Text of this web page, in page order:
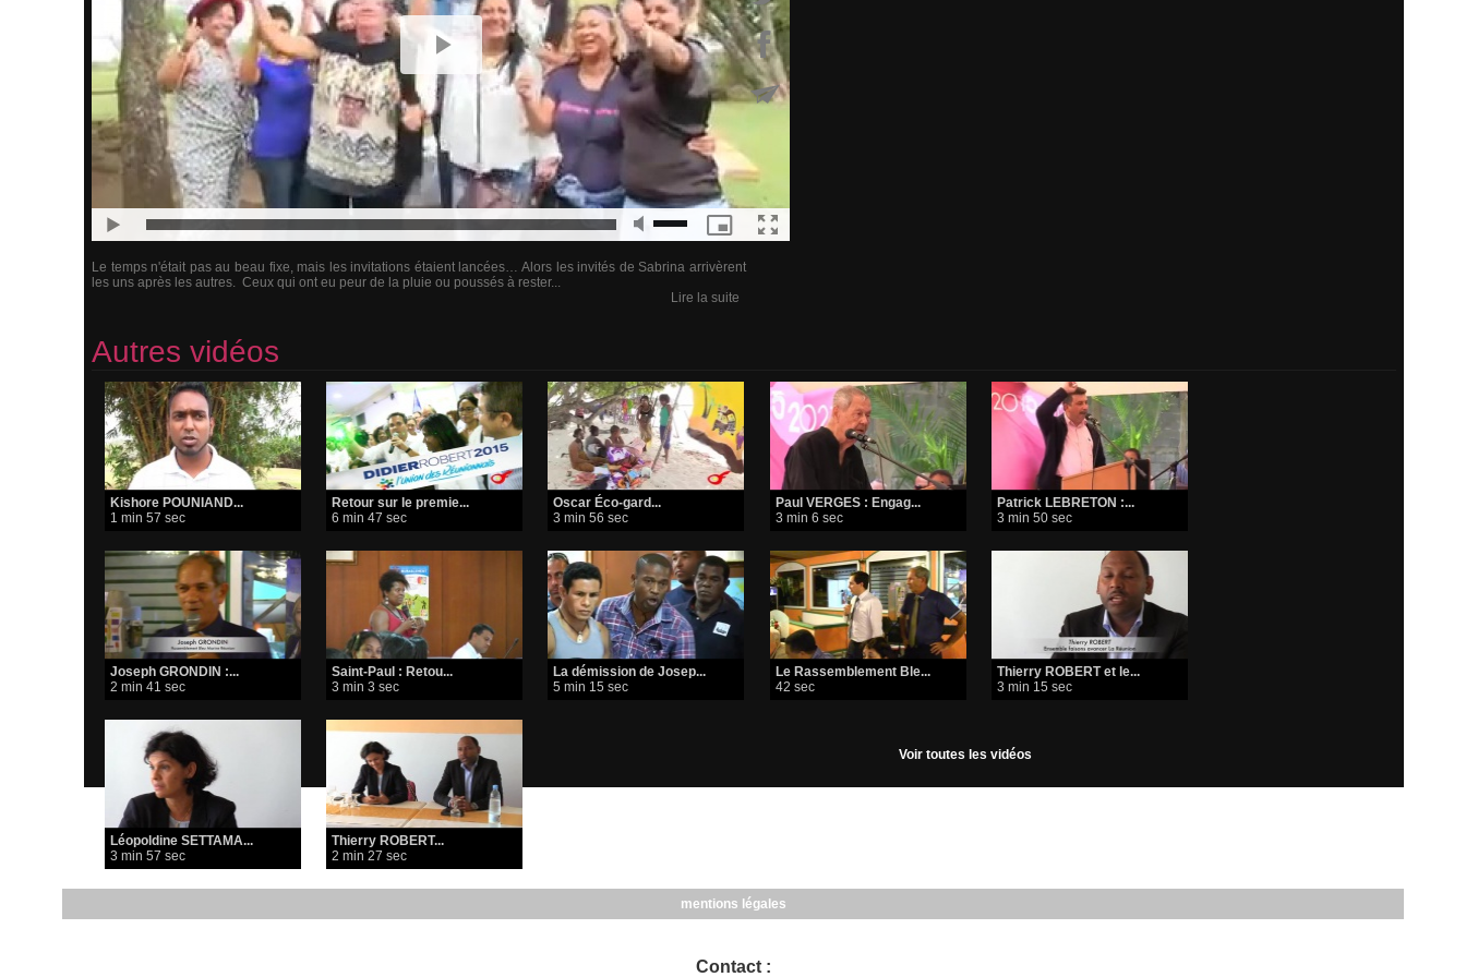
Le temps n'était pas au beau fixe, mais les invitations étaient lancées… Alors les invités de Sabrina arrivèrent
les uns après les autres. Ceux qui ont eu peur de la pluie ou poussés à rester...
Lire la suite
Autres vidéos
Kishore POUNIAND...
1 min 57 sec
Retour sur le premie...
6 min 47 sec
Oscar Éco-gard...
3 min 56 sec
Paul VERGES : Engag...
3 min 6 sec
Patrick LEBRETON :...
3 min 50 sec
Joseph GRONDIN :...
2 min 41 sec
Saint-Paul : Retou...
3 min 3 sec
La démission de Josep...
5 min 15 sec
Le Rassemblement Ble...
42 sec
Thierry ROBERT et le...
3 min 15 sec
Léopoldine SETTAMA...
3 min 57 sec
Thierry ROBERT...
2 min 27 sec
Voir toutes les vidéos
mentions légales
Contact :